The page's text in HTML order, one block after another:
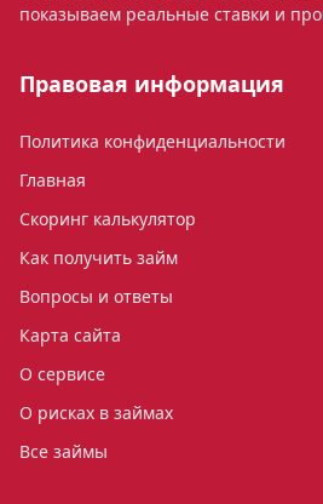
показываем реальные ставки и
Правовая информация
Политика конфиденциальности
Главная
Скоринг калькулятор
Как получить займ
Вопросы и ответы
Карта сайта
О сервисе
О рисках в займах
Все займы